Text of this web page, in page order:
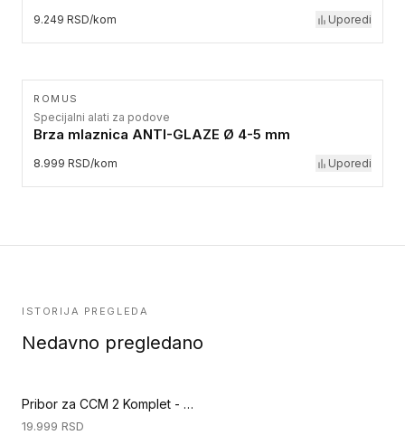
9.249 RSD/kom Uporedi
ROMUS
Specijalni alati za podove
Brza mlaznica ANTI-GLAZE Ø 4-5 mm
8.999 RSD/kom Uporedi
ISTORIJA PREGLEDA
Nedavno pregledano
Pribor za CCM 2 Komplet - Manometar (Priprema podloge)
19.999 RSD